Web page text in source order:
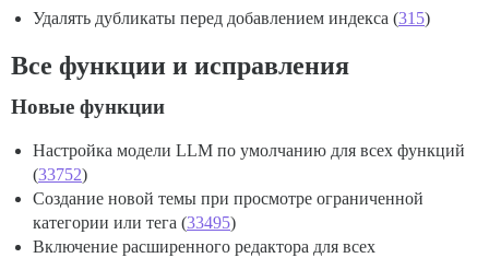
Удалять дубликаты перед добавлением индекса (315)
Все функции и исправления
Новые функции
Настройка модели LLM по умолчанию для всех функций
(33752)
Создание новой темы при просмотре ограниченной
категории или тега (33495)
Включение расширенного редактора для всех